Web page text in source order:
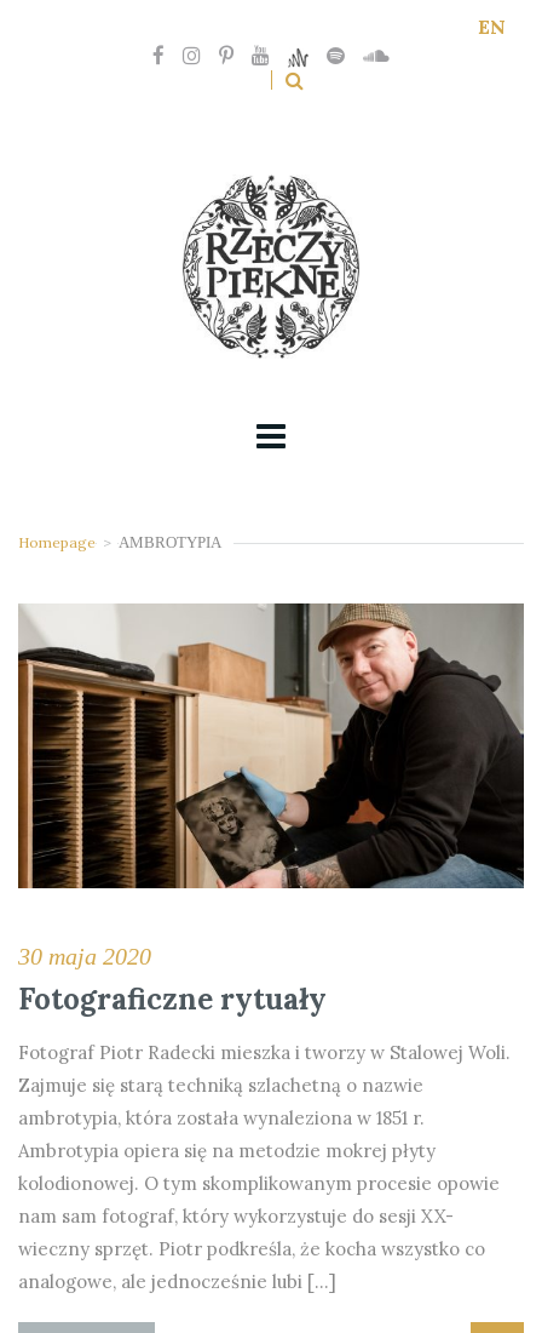
EN
Homepage > AMBROTYPIA
30 maja 2020
Fotograficzne rytuały
Fotograf Piotr Radecki mieszka i tworzy w Stalowej Woli.
Zajmuje się starą techniką szlachetną o nazwie
ambrotypia, która została wynaleziona w 1851 r.
Ambrotypia opiera się na metodzie mokrej płyty
kolodionowej. O tym skomplikowanym procesie opowie
nam sam fotograf, który wykorzystuje do sesji XX-
wieczny sprzęt. Piotr podkreśla, że kocha wszystko co
analogowe, ale jednocześnie lubi […]